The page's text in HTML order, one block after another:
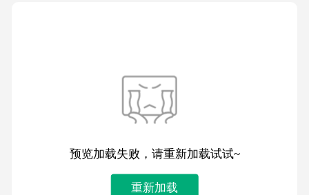
预览加载失败，请重新加载试试~
重新加载